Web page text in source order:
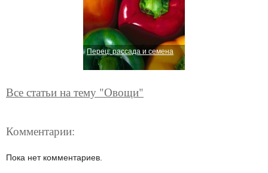
Перец: рассада и семена
Все статьи на тему "Овощи"
Комментарии:
Пока нет комментариев.